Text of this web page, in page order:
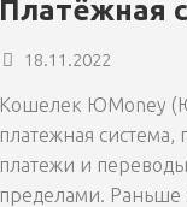
Платёжная
18.11.2022
Кошелек ЮMoney
платежная
платежи и
пределами. Раньше